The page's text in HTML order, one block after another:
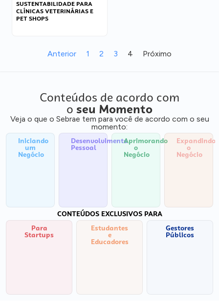
SUSTENTABILIDADE PARA
CLÍNICAS VETERINÁRIAS E
PET SHOPS
Anterior 1 2 3 4 Próximo
Conteúdos de acordo com
o seu Momento
Veja o que o Sebrae tem para você de acordo com o seu
momento:
Iniciando
um
Negócio
Desenvolvimento
Pessoal
Aprimorando
o
Negócio
Expandindo
o
Negócio
CONTEÚDOS EXCLUSIVOS PARA
Para
Startups
Estudantes
e
Educadores
Gestores
Públicos